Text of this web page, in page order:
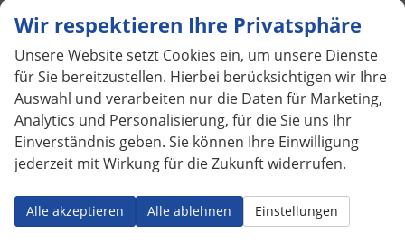
Infotainment & Kommunikation
App-Connect inkl. Kabellosem Apple Carplay & Android
Auto
vorhanden
Kommunikationstechnik Car2X
vorhanden
DAB+
vorhanden
Volldigitales Kombiinstrument "Digital Cockpit Pro"
vorhanden
8 Lautsprecher
vorhanden
Sprachassistent IDA und elektronische Sprachverstärkung
Wir respektieren Ihre Privatsphäre
Unsere Website setzt Cookies ein, um unsere Dienste
für Sie bereitzustellen. Hierbei berücksichtigen wir Ihre
Auswahl und verarbeiten nur die Daten für Marketing,
Analytics und Personalisierung, für die Sie uns Ihr
Einverständnis geben. Sie können Ihre Einwilligung
jederzeit mit Wirkung für die Zukunft widerrufen.
Alle akzeptieren Alle ablehnen Einstellungen